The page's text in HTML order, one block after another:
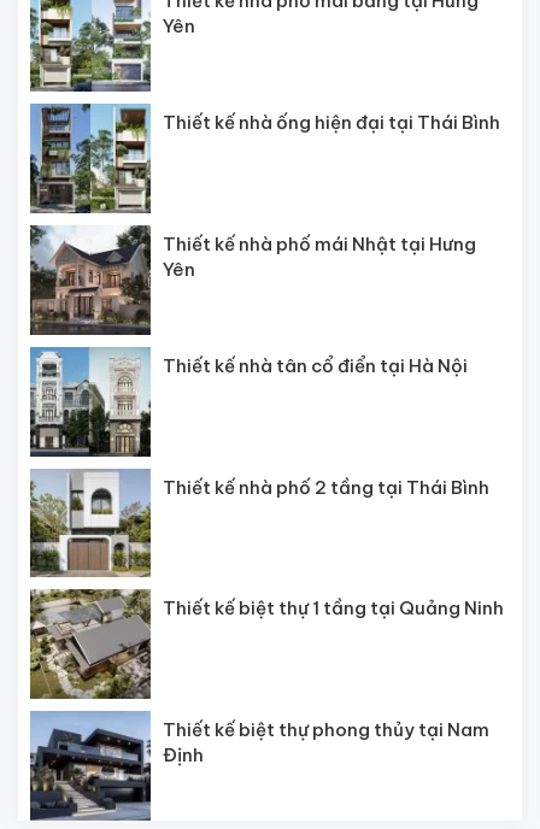
Yên
Thiết kế nhà ống hiện đại tại Thái Bình
Thiết kế nhà phố mái Nhật tại Hưng
Yên
Thiết kế nhà tân cổ điển tại Hà Nội
Thiết kế nhà phố 2 tầng tại Thái Bình
Thiết kế biệt thự 1 tầng tại Quảng Ninh
Thiết kế biệt thự phong thủy tại Nam
Định